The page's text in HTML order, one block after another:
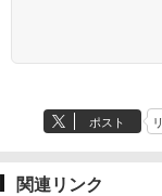
ポスト
関連リンク